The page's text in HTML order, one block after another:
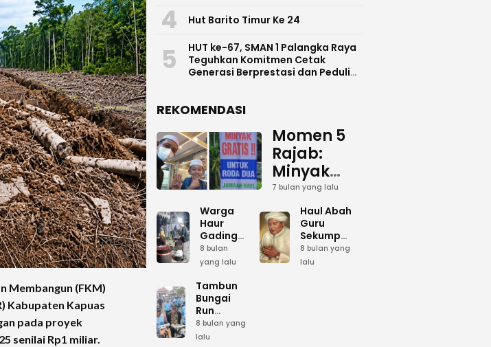
Membangun (FKM)
Kabupaten Kapuas
pada proyek
senilai Rp1 miliar.
4 Hut Barito Timur Ke 24
5
HUT ke-67, SMAN 1 Palangka Raya
Teguhkan Komitmen Cetak
Generasi Berprestasi dan Peduli
REKOMENDASI
Momen 5
Rajab:
Minyak
Gratis
dan Cinta
yang
Terus
Mengalir
7 bulan yang lalu
Warga
Haur
Gading
Siapkan
Bumbu
Umum
Sambut 5
Rajab di
Sekumpul
8 bulan
yang lalu
Haul Abah
Guru
Sekumpul:
Ketika
Lautan
8 bulan yang
lalu
Tambun
Bungai
Run
Meriahkan
Hari Bela
8 bulan yang
lalu